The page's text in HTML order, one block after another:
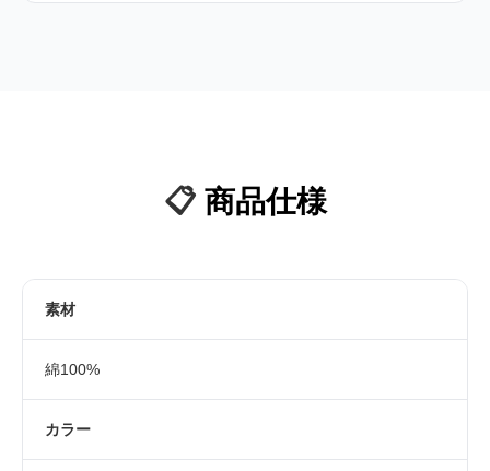
📋 商品仕様
素材
綿100%
カラー